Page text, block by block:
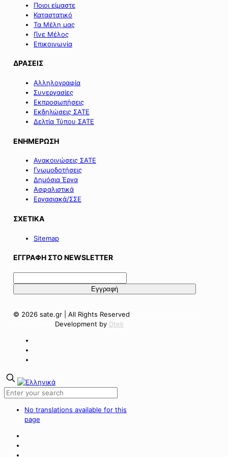
Ποιοι είμαστε
Καταστατικό
Τα Μέλη μας
Γίνε Μέλος
Επικοινωνία
ΔΡΑΣΕΙΣ
Αλληλογραφία
Συνεργασίες
Εκπροσωπήσεις
Εκδηλώσεις ΣΑΤΕ
Δελτία Τύπου ΣΑΤΕ
ΕΝΗΜΕΡΩΣΗ
Ανακοινώσεις ΣΑΤΕ
Γνωμοδοτήσεις
Δημόσια Έργα
Ασφαλιστικά
Εργασιακά/ΣΣΕ
ΣΧΕΤΙΚΑ
Sitemap
ΕΓΓΡΑΦΗ ΣΤΟ NEWSLETTER
© 2026 sate.gr | All Rights Reserved
Development by Dtek
No translations available for this
page